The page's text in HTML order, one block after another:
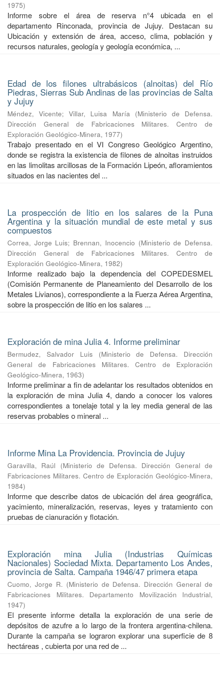
1975)
Informe sobre el área de reserva n°4 ubicada en el
departamento Rinconada, provincia de Jujuy. Destacan su
Ubicación y extensión de área, acceso, clima, población y
recursos naturales, geología y geología económica, ...
Edad de los filones ultrabásicos (alnoitas) del Río
Piedras, Sierras Sub Andinas de las provincias de Salta
y Jujuy
Méndez, Vicente;Villar, Luisa María (Ministerio de Defensa.
Dirección General de Fabricaciones Militares. Centro de
Exploración Geológico-Minera, 1977)
Trabajo presentado en el VI Congreso Geológico Argentino,
donde se registra la existencia de filones de alnoitas instruidos
en las limolitas arcillosas de la Formación Lipeón, afloramientos
situados en las nacientes del ...
La prospección de litio en los salares de la Puna
Argentina y la situación mundial de este metal y sus
compuestos
Correa, Jorge Luis; Brennan, Inocencio (Ministerio de Defensa.
Dirección General de Fabricaciones Militares. Centro de
Exploración Geológico-Minera, 1982)
Informe realizado bajo la dependencia del COPEDESMEL
(Comisión Permanente de Planeamiento del Desarrollo de los
Metales Livianos), correspondiente a la Fuerza Aérea Argentina,
sobre la prospección de litio en los salares ...
Exploración de mina Julia 4. Informe preliminar
Bermudez, Salvador Luis (Ministerio de Defensa. Dirección
General de Fabricaciones Militares. Centro de Exploración
Geológico-Minera, 1963)
Informe preliminar a fin de adelantar los resultados obtenidos en
la exploración de mina Julia 4, dando a conocer los valores
correspondientes a tonelaje total y la ley media general de las
reservas probables o mineral ...
Informe Mina La Providencia. Provincia de Jujuy
Garavilla, Raúl (Ministerio de Defensa. Dirección General de
Fabricaciones Militares. Centro de Exploración Geológico-Minera,
1984)
Informe que describe datos de ubicación del área geográfica,
yacimiento, mineralización, reservas, leyes y tratamiento con
pruebas de cianuración y flotación.
Exploración mina Julia (Industrias Químicas
Nacionales) Sociedad Mixta. Departamento Los Andes,
provincia de Salta. Campaña 1946/47 primera etapa
Cuomo, Jorge R. (Ministerio de Defensa. Dirección General de
Fabricaciones Militares. Departamento Movilización Industrial,
1947)
El presente informe detalla la exploración de una serie de
depósitos de azufre a lo largo de la frontera argentina-chilena.
Durante la campaña se lograron explorar una superficie de 8
hectáreas , cubierta por una red de ...